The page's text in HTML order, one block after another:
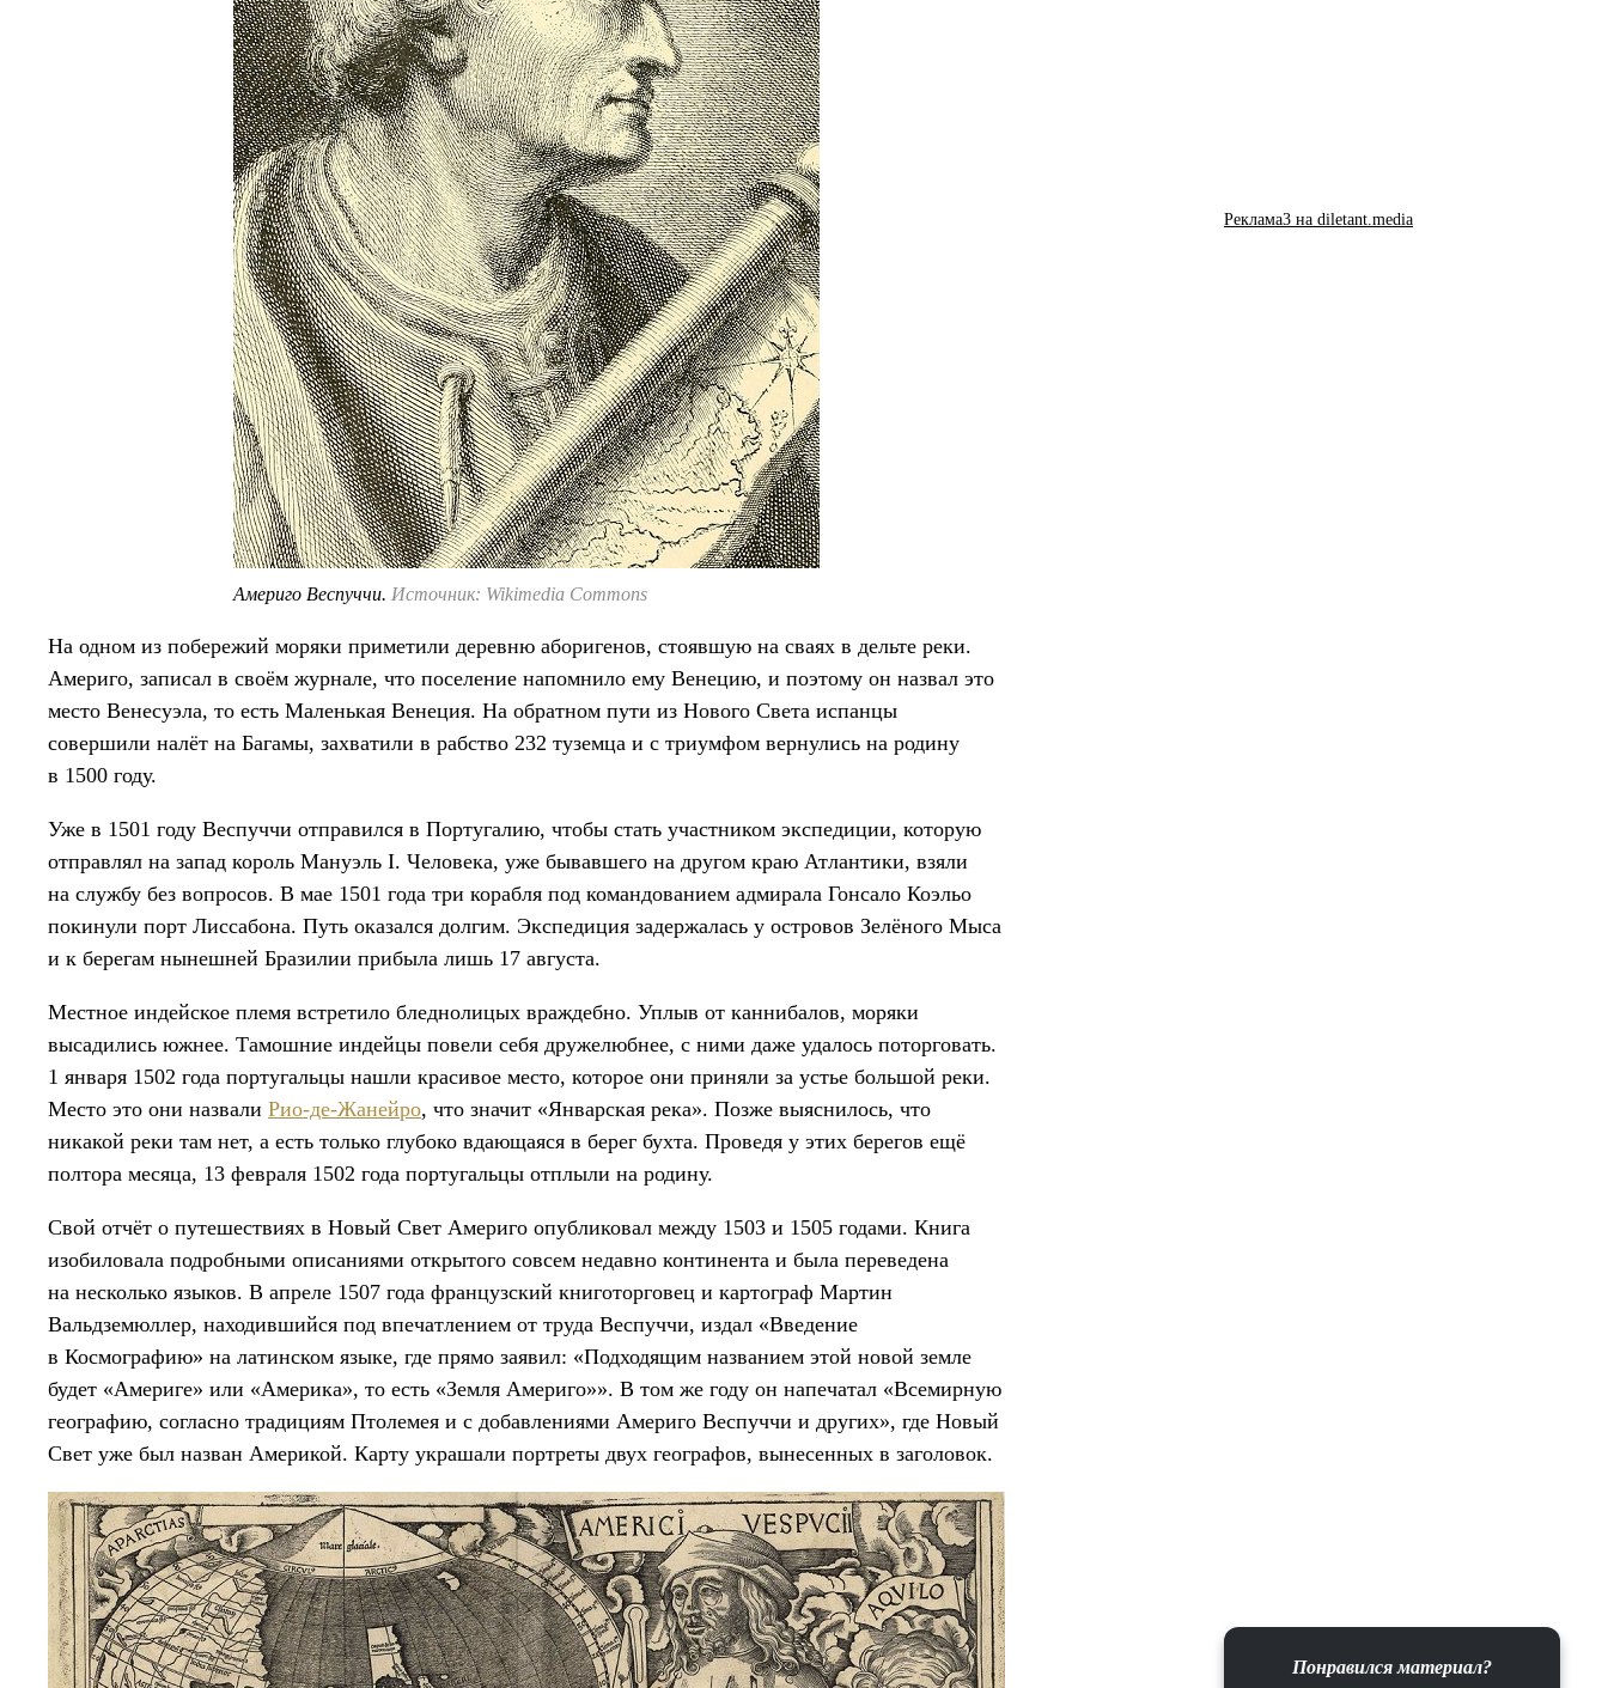
Америго Веспуччи. Источник: Wikimedia Commons
На одном из побережий моряки приметили деревню аборигенов, стоявшую на сваях в дельте реки.
Америго, записал в своём журнале, что поселение напомнило ему Венецию, и поэтому он назвал это
место Венесуэла, то есть Маленькая Венеция. На обратном пути из Нового Света испанцы
совершили налёт на Багамы, захватили в рабство 232 туземца и с триумфом вернулись на родину
в 1500 году.
Уже в 1501 году Веспуччи отправился в Португалию, чтобы стать участником экспедиции, которую
отправлял на запад король Мануэль I. Человека, уже бывавшего на другом краю Атлантики, взяли
на службу без вопросов. В мае 1501 года три корабля под командованием адмирала Гонсало Коэльо
покинули порт Лиссабона. Путь оказался долгим. Экспедиция задержалась у островов Зелёного Мыса
и к берегам нынешней Бразилии прибыла лишь 17 августа.
Местное индейское племя встретило бледнолицых враждебно. Уплыв от каннибалов, моряки
высадились южнее. Тамошние индейцы повели себя дружелюбнее, с ними даже удалось поторговать.
1 января 1502 года португальцы нашли красивое место, которое они приняли за устье большой реки.
Место это они назвали Рио-де-Жанейро, что значит «Январская река». Позже выяснилось, что
никакой реки там нет, а есть только глубоко вдающаяся в берег бухта. Проведя у этих берегов ещё
полтора месяца, 13 февраля 1502 года португальцы отплыли на родину.
Свой отчёт о путешествиях в Новый Свет Америго опубликовал между 1503 и 1505 годами. Книга
изобиловала подробными описаниями открытого совсем недавно континента и была переведена
на несколько языков. В апреле 1507 года французский книготорговец и картограф Мартин
Вальдземюллер, находившийся под впечатлением от труда Веспуччи, издал «Введение
в Космографию» на латинском языке, где прямо заявил: «Подходящим названием этой новой земле
будет «Америге» или «Америка», то есть «Земля Америго»». В том же году он напечатал «Всемирную
географию, согласно традициям Птолемея и с добавлениями Америго Веспуччи и других», где Новый
Свет уже был назван Америкой. Карту украшали портреты двух географов, вынесенных в заголовок.
Реклама3 на diletant.media
Понравился материал?